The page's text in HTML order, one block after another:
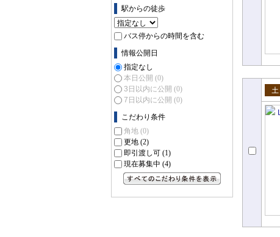
駅からの徒歩
バス停からの時間を含む
情報公開日
指定なし
本日公開 (0)
3日以内に公開 (0)
7日以内に公開 (0)
こだわり条件
角地 (0)
更地 (2)
即引渡し可 (1)
現在募集中 (4)
売